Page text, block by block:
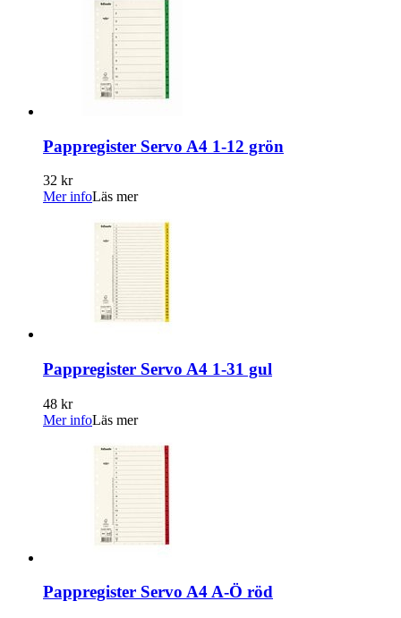
Pappregister Servo A4 1-12 grön
32 kr
Mer infoLäs mer
Pappregister Servo A4 1-31 gul
48 kr
Mer infoLäs mer
Pappregister Servo A4 A-Ö röd